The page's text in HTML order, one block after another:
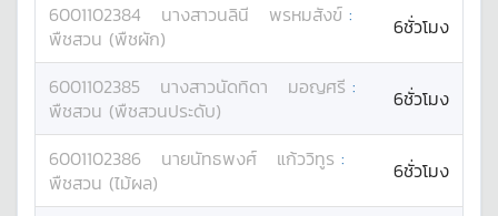
6001102384 นางสาวนลินี พรหมสังข์ :
พืชสวน (พืชผัก)
6ชั่วโมง
6001102385 นางสาวนัดทิดา มอญศรี :
พืชสวน (พืชสวนประดับ)
6ชั่วโมง
6001102386 นายนัทธพงศ์ แก้ววิทูร :
พืชสวน (ไม้ผล)
6ชั่วโมง